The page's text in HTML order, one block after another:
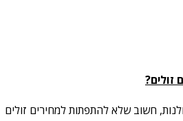
חשוב שלא להתפתות למחירים זולים